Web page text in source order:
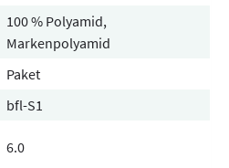
100 % Polyamid,
Markenpolyamid
Paket
bfl-S1
6.0